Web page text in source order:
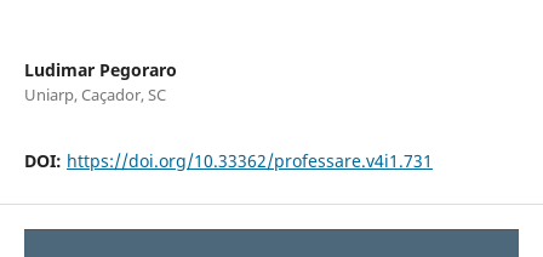
Ludimar Pegoraro
Uniarp, Caçador, SC
DOI: https://doi.org/10.33362/professare.v4i1.731